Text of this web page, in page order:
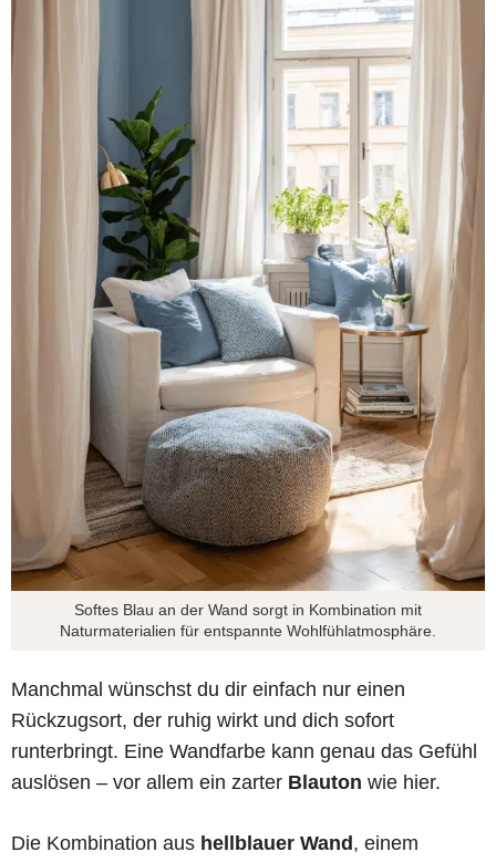
Softes Blau an der Wand sorgt in Kombination mit
Naturmaterialien für entspannte Wohlfühlatmosphäre.
Manchmal wünschst du dir einfach nur einen
Rückzugsort, der ruhig wirkt und dich sofort
runterbringt. Eine Wandfarbe kann genau das Gefühl
auslösen – vor allem ein zarter Blauton wie hier.
Die Kombination aus hellblauer Wand , einem